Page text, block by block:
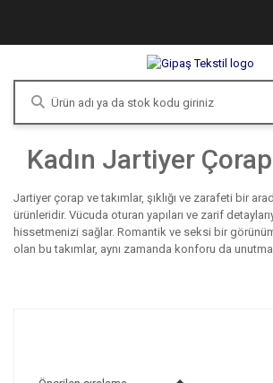
Kadın Jartiyer
Jartiyer çorap ve takımlar, şıklığı ve zarafeti bir
ürünleridir. Vücuda oturan yapıları ve zarif
hissetmenizi sağlar. Romantik ve seksi bir
olan bu takımlar, aynı zamanda konforu da